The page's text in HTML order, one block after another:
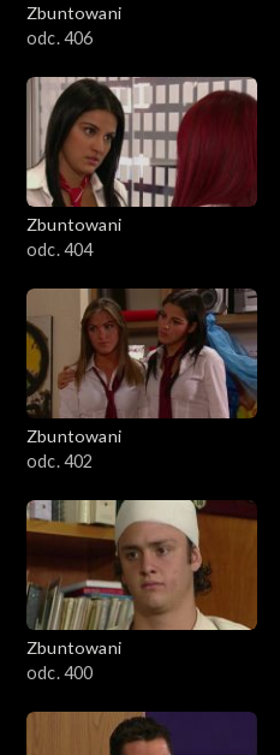
Zbuntowani
odc. 406
Zbuntowani
odc. 404
Zbuntowani
odc. 402
Zbuntowani
odc. 400